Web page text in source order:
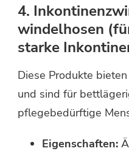
4.
windelhosen
starke
Diese Produkte
und sind für
pflegebedürftige
Eigenschaften: